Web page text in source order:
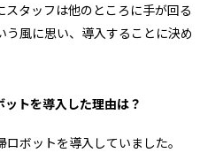
タッフは他のところに手が回る
う風に思い、導入することに決め
トを導入した理由は？
ロボットを導入していました。